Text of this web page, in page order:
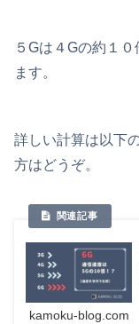
５Gは４Gの約１
ます。
詳しい計算は以下
方はどうぞ。
kamoku-blog.com